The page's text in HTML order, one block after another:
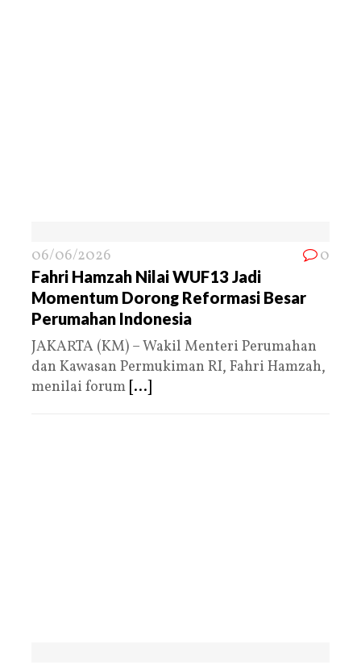
06/06/2026 0
Fahri Hamzah Nilai WUF13 Jadi
Momentum Dorong Reformasi Besar
Perumahan Indonesia
JAKARTA (KM) – Wakil Menteri Perumahan
dan Kawasan Permukiman RI, Fahri Hamzah,
menilai forum [...]